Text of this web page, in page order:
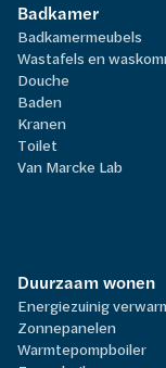
Badkamer
Badkamermeubels
Wastafels en
Douche
Baden
Kranen
Toilet
Van Marcke Lab
Duurzaam wonen
Energiezuinig
Zonnepanelen
Warmtepompboiler